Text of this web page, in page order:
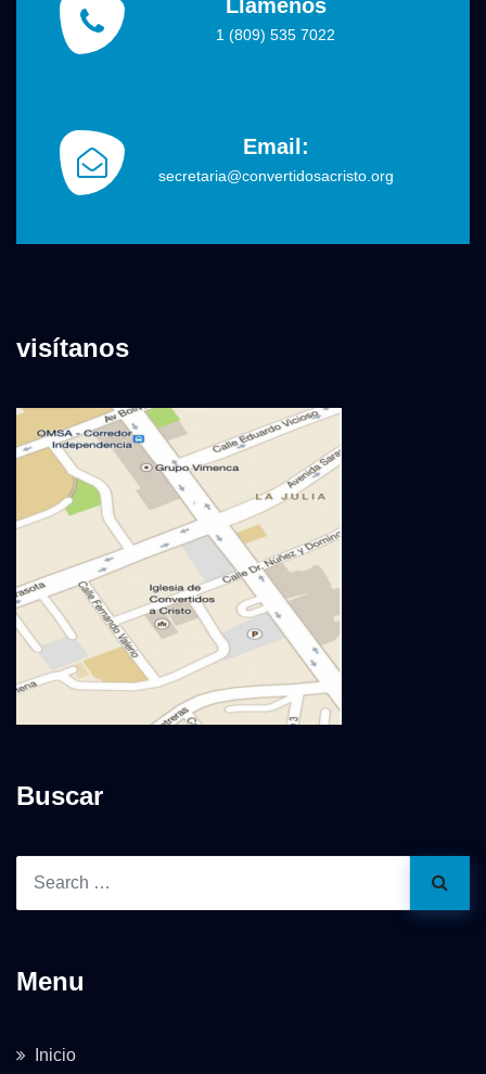
Llámenos
1 (809) 535 7022
Email:
secretaria@convertidosacristo.org
visítanos
Buscar
Menu
Inicio